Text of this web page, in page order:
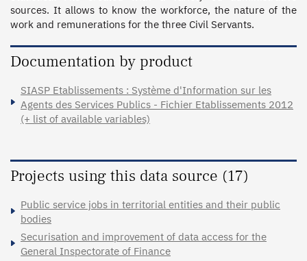
sources. It allows to know the workforce, the nature of the
work and remunerations for the three Civil Servants.
Documentation by product
SIASP Etablissements : Système d'Information sur les
Agents des Services Publics - Fichier Etablissements 2012
(+ list of available variables)
Projects using this data source (17)
Public service jobs in territorial entities and their public
bodies
Securisation and improvement of data access for the
General Inspectorate of Finance